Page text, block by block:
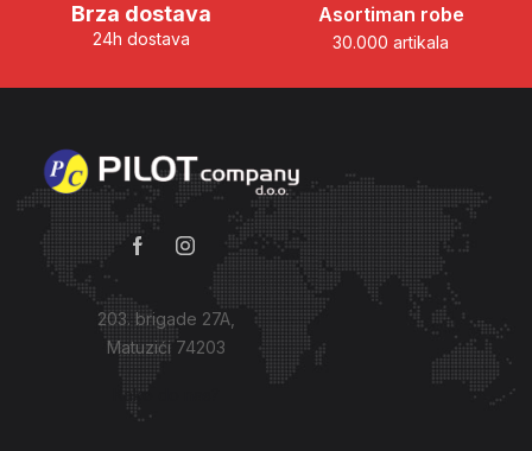
Brza dostava
24h dostava
Asortiman robe
30.000 artikala
203. brigade 27A,
Matuzići 74203
Kako do nas?